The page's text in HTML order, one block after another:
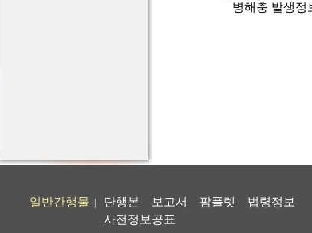
병해충 발생정
일반간행물 단행본 보고서 팜플렛
법령정보
사전정보공표